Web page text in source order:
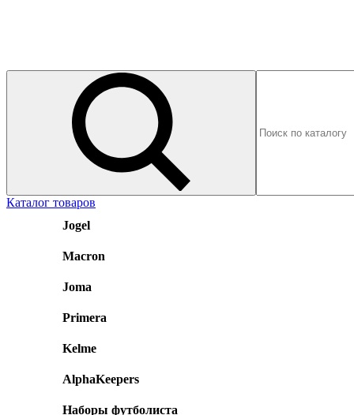
Каталог товаров
Jogel
Macron
Joma
Primera
Kelme
AlphaKeepers
Наборы футболиста